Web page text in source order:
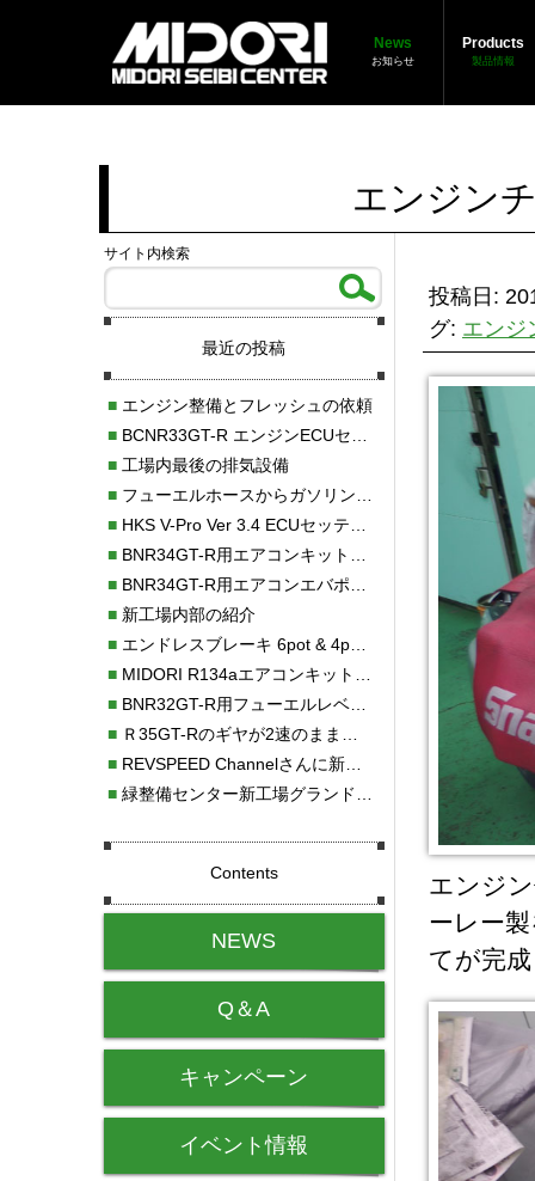
News
お知らせ
Products
製品情報
エンジン
投稿日:
グ: エンジ
エンジ
ーレー
てが完
サイト内検索
最近の投稿
■エンジン整備とフレッシュの依頼
■BCNR33GT-R エンジンECUセッティング調整
■工場内最後の排気設備
■フューエルホースからガソリン漏れ
■HKS V-Pro Ver 3.4 ECUセッティング
■BNR34GT-R用エアコンキット新発売！！
■BNR34GT-R用エアコンエバポレーターを新発売！！
■新工場内部の紹介
■エンドレスブレーキ 6pot & 4potオーバーホール
■MIDORI R134aエアコンキットタイプⅡ取り付け
■BNR32GT-R用フューエルレベルセンサー新発売！！
■Ｒ35GT-Rのギヤが2速のまま変速しない！！
■REVSPEED Channelさんに新社屋を紹介していただきました!!
■緑整備センター新工場グランドオープン・続報
Contents
NEWS
Q＆A
キャンペーン
イベント情報